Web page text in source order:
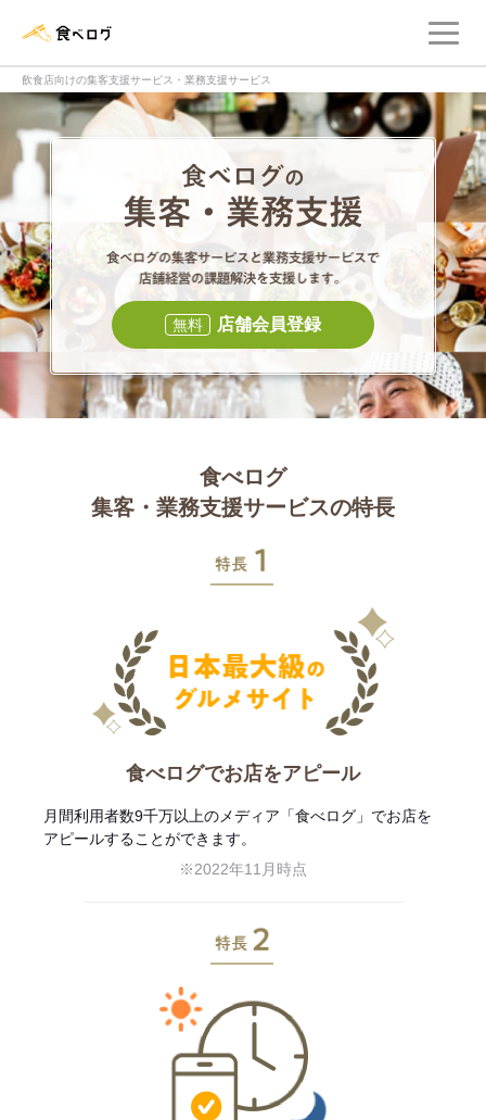
飲食店向けの集客支援サービス・業務支援サービス
食べログの集客
食べログの集
無料 店舗会員登録
食べログ
集客・業務支援サービスの特長
食べログでお店をアピール
月間利用者数9千万以上のメディア「食べログ」でお店を
アピールすることができます。
※2022年11月時点